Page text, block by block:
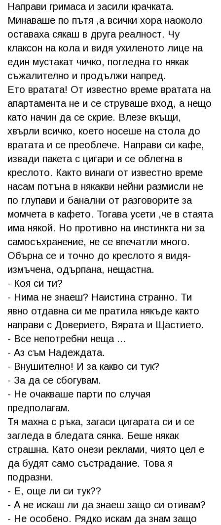
Направи гримаса и засили крачката.
Минаваше по пътя ,а всички хора наоколо
оставаха сякаш в друга реалност. Чу
клаксон на кола и видя ухиленото лице на
един мустакат чичко, погледна го някак
съжалително и продължи напред.
Ето вратата! От известно време вратата на
апартамента не и се струваше вход, а нещо
като начин да се скрие. Влезе вкъщи,
хвърли всичко, което носеше на стола до
вратата и се преоблече. Направи си кафе,
извади пакета с цигари и се облегна в
креслото. Както винаги от известно време
насам потъна в някакви нейни размисли не
по глупави и банални от разговорите за
момчета в кафето. Тогава усети ,че в стаята
има някой. Но противно на инстинкта ни за
самосъхранение, не се впечатли много.
Обърна се и точно до креслото я видя-
измъчена, одърпана, нещастна.
- Коя си ти?
- Нима не знаеш? Наистина странно. Ти
явно отдавна си ме пратила някъде както
направи с Доверието, Вярата и Щастието.
- Все непотребни неща ...
- Аз съм Надеждата.
- Внушително! И за какво си тук?
- За да се сбогувам.
- Не очакваше парти по случая
предполагам.
Тя махна с ръка, загаси цигарата си и се
загледа в бледата сянка. Беше някак
страшна. Като онези реклами, чиято цел е
да будят само състрадание. Това я
подразни.
- Е, още ли си тук??
- А не искаш ли да знаеш защо си отивам?
- Не особено. Рядко искам да знам защо